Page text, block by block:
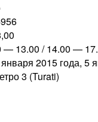
— 13.00 / 14.00 —
2015 года, 5
3 (Turati)